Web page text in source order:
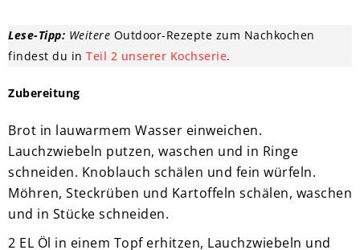
Lese-Tipp: Weitere Outdoor-Rezepte zum Nachkochen
findest du in Teil 2 unserer Kochserie.
Zubereitung
Brot in lauwarmem Wasser einweichen.
Lauchzwiebeln putzen, waschen und in Ringe
schneiden. Knoblauch schälen und fein würfeln.
Möhren, Steckrüben und Kartoffeln schälen, waschen
und in Stücke schneiden.
2 EL Öl in einem Topf erhitzen, Lauchzwiebeln und